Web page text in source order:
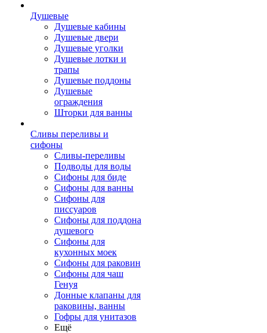
Душевые
Душевые кабины
Душевые двери
Душевые уголки
Душевые лотки и
трапы
Душевые поддоны
Душевые
ограждения
Шторки для ванны
Сливы переливы и
сифоны
Сливы-переливы
Подводы для воды
Сифоны для биде
Сифоны для ванны
Сифоны для
писсуаров
Сифоны для поддона
душевого
Сифоны для
кухонных моек
Сифоны для раковин
Сифоны для чаш
Генуя
Донные клапаны для
раковины, ванны
Гофры для унитазов
Ещё